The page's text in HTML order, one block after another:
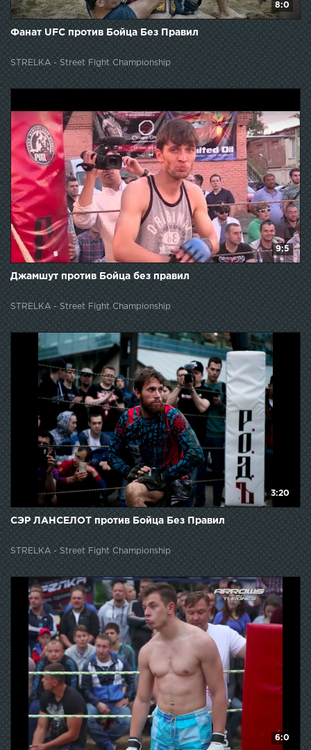
8:0
Фанат UFC против Бойца Без Правил
STRELKA - Street Fight Championship
9:5
Джамшут против Бойца без правил
STRELKA - Street Fight Championship
3:20
СЭР ЛАНСЕЛОТ против Бойца Без Правил
STRELKA - Street Fight Championship
6:0